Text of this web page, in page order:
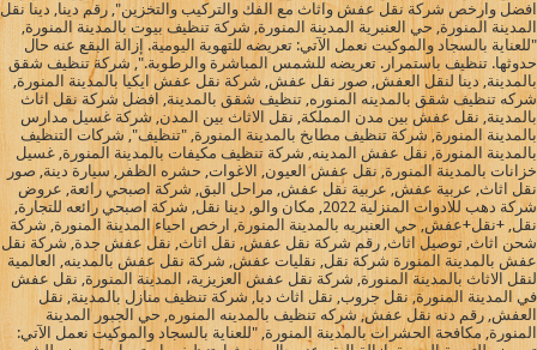
افضل وارخص شركة نقل عفش واثاث مع الفك والتركيب والتخزين", رقم دينا, دينا نقل
المدينة المنورة, حي العنبرية المدينة المنورة, شركة تنظيف بيوت بالمدينة المنورة,
"للعناية بالسجاد والموكيت نعمل الآتي: تعريضه للتهوية اليومية. إزالة البقع عنه حال
حدوثها. تنظيف باستمرار. تعريضه للشمس المباشرة والرطوبة.", شركة تنظيف شقق
بالمدينة, دينا لنقل العفش, صور نقل عفش, شركة نقل عفش ايكيا بالمدينة المنورة,
شركه تنظيف شقق بالمدينه المنوره, تنظيف شقق بالمدينة, افضل شركة نقل اثاث
بالمدينة, نقل عفش بين مدن المملكة, نقل الاثاث بين المدن, شركة غسيل مدارس
بالمدينة المنورة, شركة تنظيف مطابخ بالمدينة المنورة, "تنظيف", شركات التنظيف
بالمدينة المنورة, نقل عفش المدينه, شركة تنظيف مكيفات بالمدينة المنورة, غسيل
خزانات بالمدينة المنورة, نقل عفش العيون, الاغوات, حشره الظفر, سيارة دينة, صور
نقل اثاث, عربية عفش, عربية نقل عفش, مراحل البق, شركة اصبحي رائعة, عروض
شركة دهب للادوات المنزلية 2022, مكان والو, دينا نقل, شركة اصبحي رائعه للتجارة,
نقل, +نقل+عفش, حي العنبريه بالمدينة المنورة, ارخص احياء المدينة المنورة, شركة
شحن اثاث, توصيل اثاث, رقم شركة نقل عفش, نقل اثاث, نقل عفش جدة, شركة نقل
عفش بالمدينة المنورة شركة نقل, نقليات عفش, شركة نقل عفش بالمدينه, العالمية
لنقل الاثاث بالمدينة المنورة, شركة نقل عفش العزيزية، المدينة المنورة, نقل عفش
في المدينة المنورة, نقل جروب, نقل اثاث دبا, شركة تنظيف منازل بالمدينة, نقل
العفش, رقم دنه نقل عفش, شركه تنظيف بالمدينه المنوره, حي الجبور المدينة
المنورة, مكافحة الحشرات بالمدينة المنورة, "للعناية بالسجاد والموكيت نعمل الآتي: